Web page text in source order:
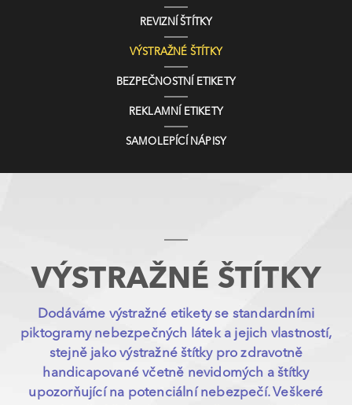
REVIZNÍ ŠTÍTKY
VÝSTRAŽNÉ ŠTÍTKY
BEZPEČNOSTNÍ ETIKETY
REKLAMNÍ ETIKETY
SAMOLEPÍCÍ NÁPISY
VÝSTRAŽNÉ ŠTÍTKY
Dodáváme výstražné etikety se standardními
piktogramy nebezpečných látek a jejich vlastností,
stejně jako výstražné štítky pro zdravotně
handicapované včetně nevidomých a štítky
upozorňující na potenciální nebezpečí. Veškeré